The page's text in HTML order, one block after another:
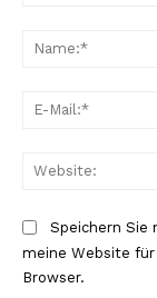
Speichern Sie
meine Website
Browser.